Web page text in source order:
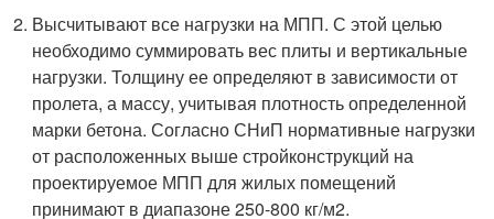
Высчитывают все нагрузки на МПП. С этой целью
необходимо суммировать вес плиты и вертикальные
нагрузки. Толщину ее определяют в зависимости от
пролета, а массу, учитывая плотность определенной
марки бетона. Согласно СНиП нормативные нагрузки
от расположенных выше стройконструкций на
проектируемое МПП для жилых помещений
принимают в диапазоне 250-800 кг/м2.